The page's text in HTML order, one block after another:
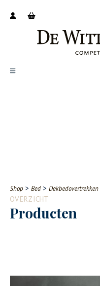
Contact
Shop > Bed > Dekbedovertrekken
OVERZICHT
Producten